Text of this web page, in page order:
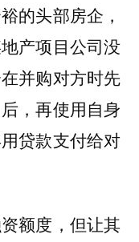
的头部房企，
产项目公司没
并购对方时先
，再使用自身
贷款支付给对
额度，但让其